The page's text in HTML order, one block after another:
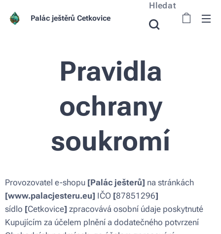
Palác ještěrů Cetkovice
Hledat
Pravidla
ochrany
soukromí
Provozovatel e-shopu [Palác ješterů] na stránkách
[www.palacjesteru.eu] IČO [87851296]
sídlo [Cetkovice] zpracovává osobní údaje poskytnuté
Kupujícím za účelem plnění a dodatečného potvrzení